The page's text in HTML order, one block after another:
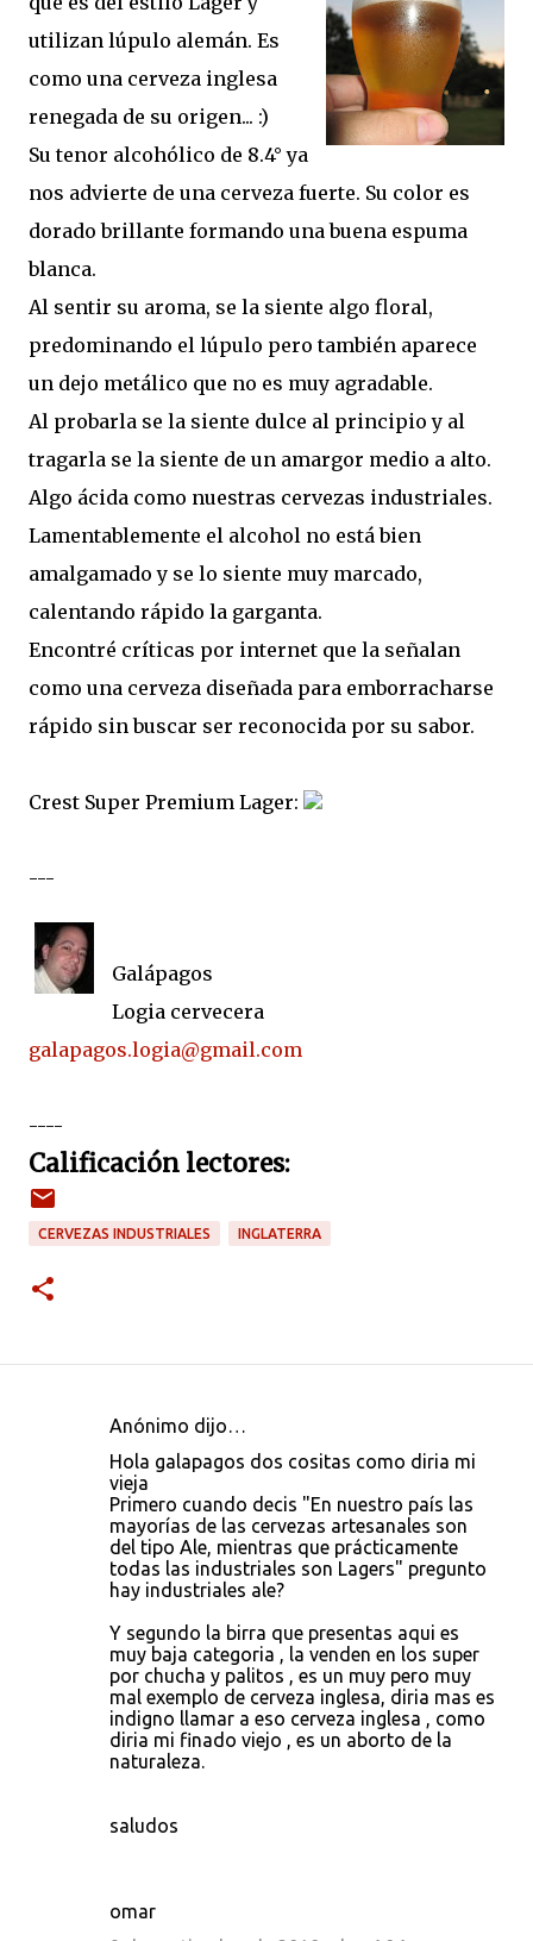
utilizan lúpulo alemán. Es
como una cerveza inglesa
renegada de su origen... :)
Su tenor alcohólico de 8.4° ya
nos advierte de una cerveza fuerte. Su color es
dorado brillante formando una buena espuma
blanca.
Al sentir su aroma, se la siente algo floral,
predominando el lúpulo pero también aparece
un dejo metálico que no es muy agradable.
Al probarla se la siente dulce al principio y al
tragarla se la siente de un amargor medio a alto.
Algo ácida como nuestras cervezas industriales.
Lamentablemente el alcohol no está bien
amalgamado y se lo siente muy marcado,
calentando rápido la garganta.
Encontré críticas por internet que la señalan
como una cerveza diseñada para emborracharse
rápido sin buscar ser reconocida por su sabor.
Crest Super Premium Lager:
---
Galápagos
Logia cervecera
galapagos.logia@gmail.com
----
Calificación lectores:
CERVEZAS INDUSTRIALES INGLATERRA
Anónimo dijo…
Hola galapagos dos cositas como diria mi
vieja
Primero cuando decis "En nuestro país las
mayorías de las cervezas artesanales son
del tipo Ale, mientras que prácticamente
todas las industriales son Lagers" pregunto
hay industriales ale?
Y segundo la birra que presentas aqui es
muy baja categoria , la venden en los super
por chucha y palitos , es un muy pero muy
mal exemplo de cerveza inglesa, diria mas es
indigno llamar a eso cerveza inglesa , como
diria mi finado viejo , es un aborto de la
naturaleza.
saludos
omar